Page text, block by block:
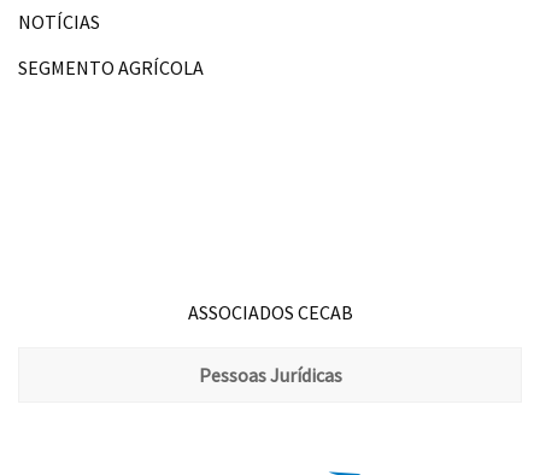
NOTÍCIAS
SEGMENTO AGRÍCOLA
ASSOCIADOS CECAB
Pessoas Jurídicas